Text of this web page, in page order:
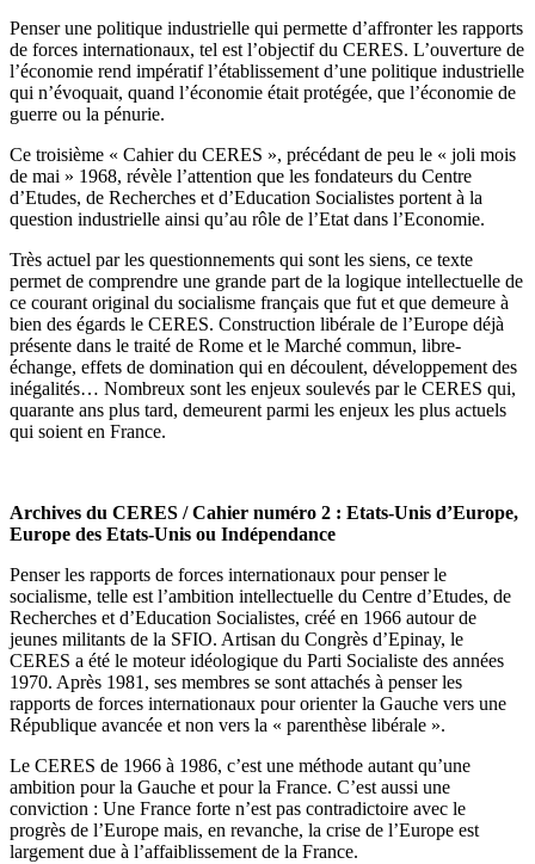
Penser une politique industrielle qui permette d’affronter les rapports
de forces internationaux, tel est l’objectif du CERES. L’ouverture de
l’économie rend impératif l’établissement d’une politique industrielle
qui n’évoquait, quand l’économie était protégée, que l’économie de
guerre ou la pénurie.
Ce troisième « Cahier du CERES », précédant de peu le « joli mois
de mai » 1968, révèle l’attention que les fondateurs du Centre
d’Etudes, de Recherches et d’Education Socialistes portent à la
question industrielle ainsi qu’au rôle de l’Etat dans l’Economie.
Très actuel par les questionnements qui sont les siens, ce texte
permet de comprendre une grande part de la logique intellectuelle de
ce courant original du socialisme français que fut et que demeure à
bien des égards le CERES. Construction libérale de l’Europe déjà
présente dans le traité de Rome et le Marché commun, libre-
échange, effets de domination qui en découlent, développement des
inégalités… Nombreux sont les enjeux soulevés par le CERES qui,
quarante ans plus tard, demeurent parmi les enjeux les plus actuels
qui soient en France.
Archives du CERES / Cahier numéro 2 : Etats-Unis d’Europe,
Europe des Etats-Unis ou Indépendance
Penser les rapports de forces internationaux pour penser le
socialisme, telle est l’ambition intellectuelle du Centre d’Etudes, de
Recherches et d’Education Socialistes, créé en 1966 autour de
jeunes militants de la SFIO. Artisan du Congrès d’Epinay, le
CERES a été le moteur idéologique du Parti Socialiste des années
1970. Après 1981, ses membres se sont attachés à penser les
rapports de forces internationaux pour orienter la Gauche vers une
République avancée et non vers la « parenthèse libérale ».
Le CERES de 1966 à 1986, c’est une méthode autant qu’une
ambition pour la Gauche et pour la France. C’est aussi une
conviction : Une France forte n’est pas contradictoire avec le
progrès de l’Europe mais, en revanche, la crise de l’Europe est
largement due à l’affaiblissement de la France.